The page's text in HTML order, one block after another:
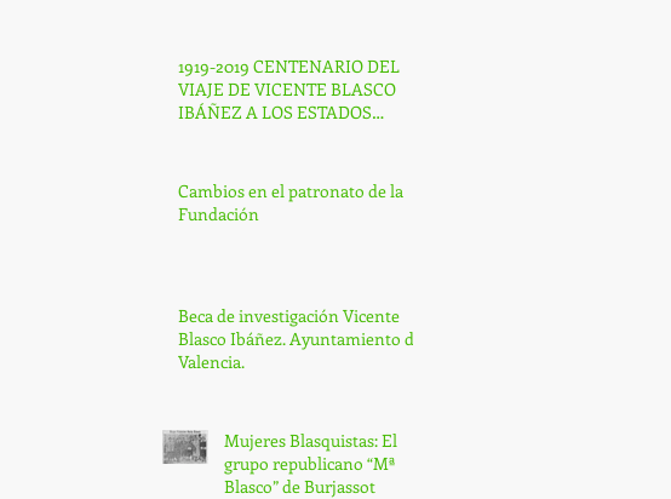
1919-2019 CENTENARIO DEL
VIAJE DE VICENTE BLASCO
IBÁÑEZ A LOS ESTADOS
Cambios en el patronato de la
Fundación
Beca de investigación Vicente
Blasco Ibáñez. Ayuntamiento de
Valencia.
Mujeres Blasquistas: El
grupo republicano “Mª
Blasco” de Burjassot